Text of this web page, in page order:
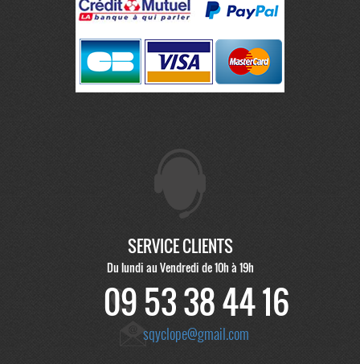
SERVICE CLIENTS
Du lundi au Vendredi de 10h à 19h
09 53 38 44 16
sqyclope@gmail.com